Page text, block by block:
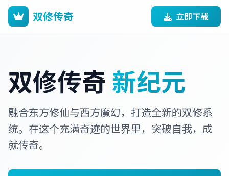
双修传奇 立即下载
双修传奇 新纪元
融合东方修仙与西方魔幻，打造全新的双修系
统。在这个充满奇迹的世界里，突破自我，成
就传奇。